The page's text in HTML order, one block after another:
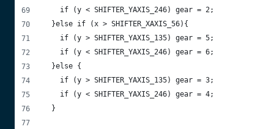
    if (y < SHIFTER_YAXIS_246) gear = 2;
  }else if (x > SHIFTER_XAXIS_56){
    if (y > SHIFTER_YAXIS_135) gear = 5;
    if (y < SHIFTER_YAXIS_246) gear = 6;
  }else {
    if (y > SHIFTER_YAXIS_135) gear = 3;
    if (y < SHIFTER_YAXIS_246) gear = 4;
  }